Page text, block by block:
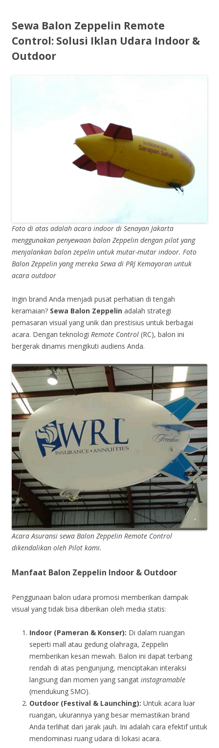
Sewa Balon Zeppelin Remote
Control: Solusi Iklan Udara Indoor &
Outdoor
Foto di atas adalah acara indoor di Senayan Jakarta
menggunakan penyewaan balon Zeppelin dengan pilot yang
menjalankan balon zepelin untuk mutar-mutar indoor. Foto
Balon Zeppelin yang mereka Sewa di PRJ Kemayoran untuk
acara outdoor
Ingin brand Anda menjadi pusat perhatian di tengah
keramaian? Sewa Balon Zeppelin adalah strategi
pemasaran visual yang unik dan prestisius untuk berbagai
acara. Dengan teknologi Remote Control (RC), balon ini
bergerak dinamis mengikuti audiens Anda.
Acara Asuransi sewa Balon Zeppelin Remote Control
dikendalikan oleh Pilot kami.
Manfaat Balon Zeppelin Indoor & Outdoor
Penggunaan balon udara promosi memberikan dampak
visual yang tidak bisa diberikan oleh media statis:
Indoor (Pameran & Konser): Di dalam ruangan
seperti mall atau gedung olahraga, Zeppelin
memberikan kesan mewah. Balon ini dapat terbang
rendah di atas pengunjung, menciptakan interaksi
langsung dan momen yang sangat instagramable
(mendukung SMO).
Outdoor (Festival & Launching): Untuk acara luar
ruangan, ukurannya yang besar memastikan brand
Anda terlihat dari jarak jauh. Ini adalah cara efektif untuk
mendominasi ruang udara di lokasi acara.